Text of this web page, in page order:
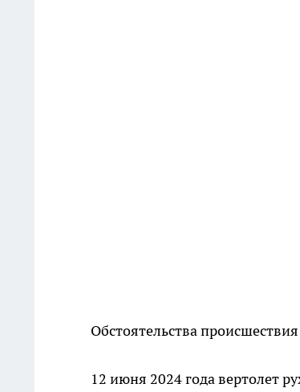
Обстоятельства
12 июня 2024 года вертолет